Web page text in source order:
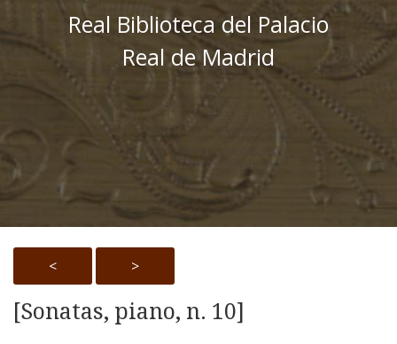
Real Biblioteca del Palacio
Real de Madrid
< >
[Sonatas, piano, n. 10]